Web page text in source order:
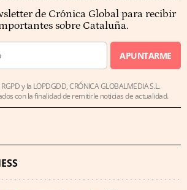
de Crónica Global para recibir
sobre Cataluña.
APUNTARME
y la LOPDGDD, CRÓNICA GLOBALMEDIA S.L.
con la finalidad de remitirle noticias de actualidad.